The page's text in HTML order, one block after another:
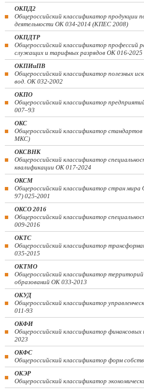
ОКПД2
Общероссийский классификатор продукции
деятельности ОК 034-2014 (КПЕС 2008)
ОКПДТР
Общероссийский классификатор профессий
служащих и тарифных разрядов ОК 016-2025
ОКПИиПВ
Общероссийский классификатор полезных
вод. ОК 032-2002
ОКПО
Общероссийский классификатор
007–93
ОКС
Общероссийский классификатор
МКС)
ОКСВНК
Общероссийский классификатор
квалификации ОК 017-2024
ОКСМ
Общероссийский классификатор стран
97) 025-2001
ОКСО 2016
Общероссийский классификатор
009-2016
ОКТС
Общероссийский классификатор
035-2015
ОКТМО
Общероссийский классификатор
образований ОК 033-2013
ОКУД
Общероссийский классификатор
011-93
ОКФИ
Общероссийский классификатор финансовых
2023
ОКФС
Общероссийский классификатор форм
ОКЭР
Общероссийский классификатор